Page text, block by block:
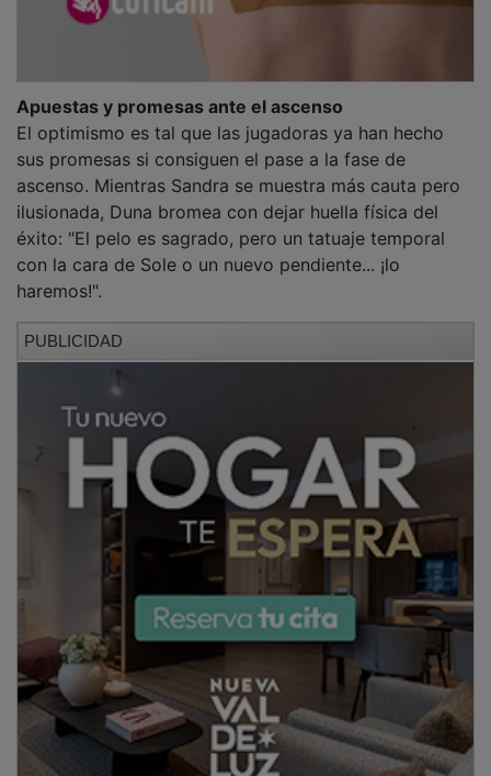
El optimismo es tal que las jugadoras ya han hecho
sus promesas si consiguen el pase a la fase de
ascenso. Mientras Sandra se muestra más cauta pero
ilusionada, Duna bromea con dejar huella física del
éxito: "El pelo es sagrado, pero un tatuaje temporal
con la cara de Sole o un nuevo pendiente... ¡lo
haremos!".
El primer paso para esa locura colectiva será este
sábado contra el CEI Toledo. De ganar, el domingo les
esperaría la gloria contra el que supere el duelo
extremeño (Alqázeres-San Antonio).
Guadalajara entera empuja para que sus guerreras
alcancen un sueño que, en palabras de Sandra, "ya no
parece algo imposible".
NOTICIAS RELACIONADAS